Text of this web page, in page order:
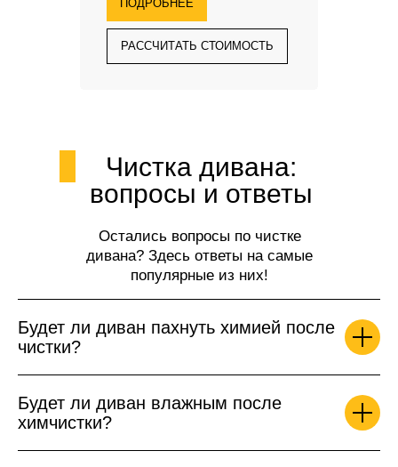
ПОДРОБНЕЕ
РАССЧИТАТЬ СТОИМОСТЬ
Чистка дивана:
вопросы и ответы
Остались вопросы по чистке
дивана? Здесь ответы на самые
популярные из них!
Будет ли диван пахнуть химией после
чистки?
Будет ли диван влажным после
химчистки?